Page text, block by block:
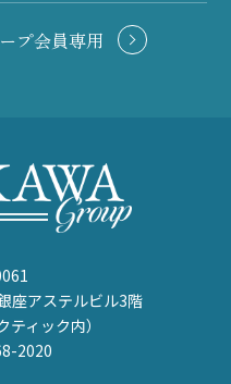
プ会員専用
座アステルビル3階
ティック内）
2020